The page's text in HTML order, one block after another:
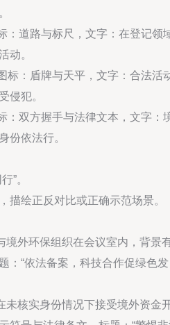
道路与标尺，文字：在登记领
动。
：盾牌与天平，文字：合法活
侵犯。
双方握手与法律文本，文字：
份依法行。
”。
描绘正反对比或正确示范场景。
境外环保组织在会议室内，背景
：“依法备案，科技合作促绿色发
未核实身份情况下接受境外资金